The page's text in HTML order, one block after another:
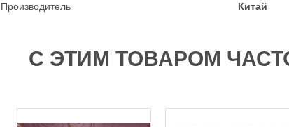
Производитель
Китай
С ЭТИМ ТОВАРОМ